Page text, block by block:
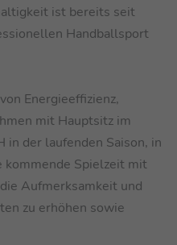
ist bereits seit
Handballsport
Energieeffizienz,
mit Hauptsitz im
in der laufenden Saison, in
kommende Spielzeit mit
Aufmerksamkeit und
zu erhöhen sowie